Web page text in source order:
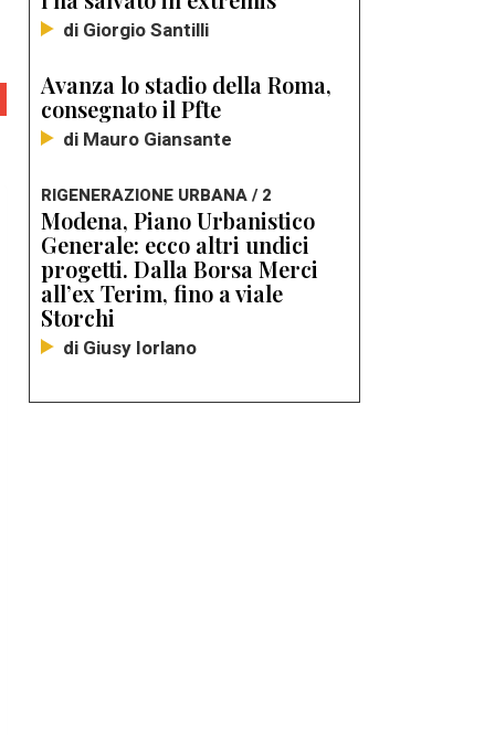
di Giorgio Santilli
Avanza lo stadio della Roma,
consegnato il Pfte
di Mauro Giansante
RIGENERAZIONE URBANA / 2
Modena, Piano Urbanistico
Generale: ecco altri undici
progetti. Dalla Borsa Merci
all’ex Terim, fino a viale
Storchi
di Giusy Iorlano